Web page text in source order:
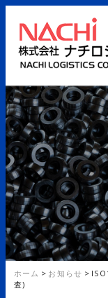
ホーム > お知らせ >
査)